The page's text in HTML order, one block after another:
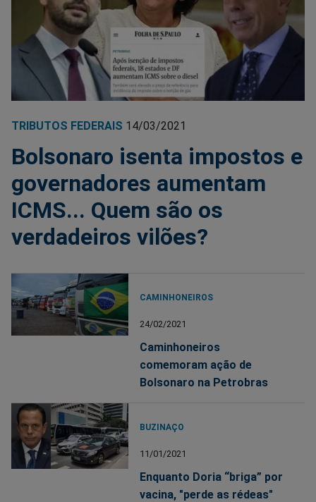
TRIBUTOS FEDERAIS 14/03/2021
Bolsonaro isenta impostos e
governadores aumentam
ICMS... Quem são os
verdadeiros vilões?
CAMINHONEIROS
24/02/2021
Caminhoneiros
comemoram ação de
Bolsonaro na Petrobras
BUZINAÇO
11/01/2021
Enquanto Doria “briga” por
vacina, "perde as rédeas"